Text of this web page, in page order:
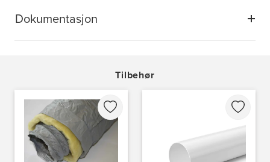
Dokumentasjon
Tilbehør